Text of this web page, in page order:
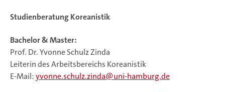
Studienberatung Koreanistik
Bachelor & Master:
Prof. Dr. Yvonne Schulz Zinda
Leiterin des Arbeitsbereichs Koreanistik
E-Mail:yvonne.schulz.zinda
uni-hamburg.de